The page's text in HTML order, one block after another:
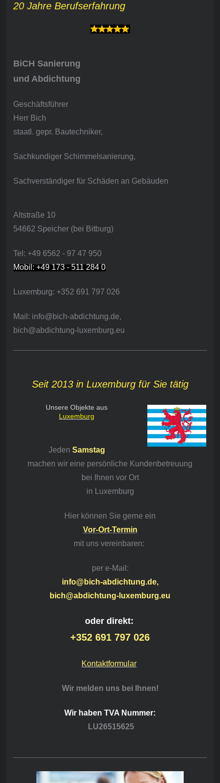
20 Jahre Berufserfahrung
BiCH Sanierung
und Abdichtung
Geschäftsführer
Herr Bich
staatl. gepr. Bautechniker,
Sachkundiger Schimmelsanierung,
Sachverständiger für Schäden an Gebäuden
Altstraße 10
54662 Speicher (bei Bitburg)
Tel: +49 6562 - 97 47 950
Mobil: +49 173 - 511 284 0
Luxemburg: +352 691 797 026
Mail: info@bich-abdichtung.de,
bich@abdichtung-luxemburg.eu
Seit 2013 in Luxemburg für Sie tätig
Unsere Objekte aus
Luxemburg
Jeden Samstag
machen wir eine persönliche Kundenbetreuung
bei Ihnen vor Ort
in Luxemburg
Hier können Sie gerne ein
Vor-Ort-Termin
mit uns vereinbaren:
per e-Mail:
info@bich-abdichtung.de,
bich@abdichtung-luxemburg.eu
oder direkt:
+352 691 797 026
Kontaktformular
Wir melden uns bei Ihnen!
Wir haben TVA Nummer:
LU26515625